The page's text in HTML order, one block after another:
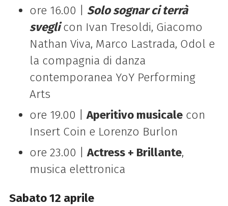
ore 16.00 | Solo sognar ci terrà
sveglicon Ivan Tresoldi, Giacomo
Nathan Viva, Marco Lastrada, Odol e
la compagnia di danza
contemporanea YoY Performing
Arts
ore 19.00 |Aperitivo musicalecon
Insert Coin e Lorenzo Burlon
ore 23.00 |Actress + Brillante,
musica elettronica
Sabato 12 aprile